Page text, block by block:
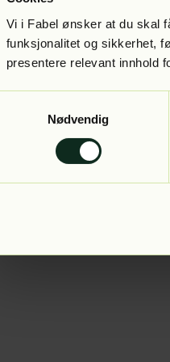
Vi i Fabel ønsker at du skal
funksjonalitet og sikkerhet,
presentere relevant innhold
Nødvendig
Application